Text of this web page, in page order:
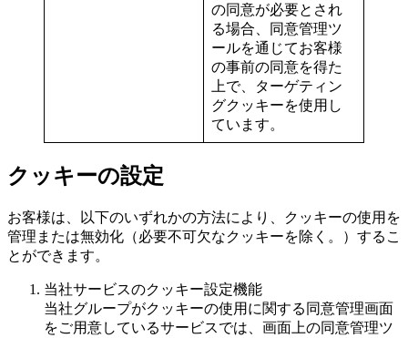
の同意が必要とされ
る場合、同意管理ツ
ールを通じてお客様
の事前の同意を得た
上で、ターゲティン
グクッキーを使用し
ています。
クッキーの設定
お客様は、以下のいずれかの方法により、クッキーの使用を
管理または無効化（必要不可欠なクッキーを除く。）するこ
とができます。
当社サービスのクッキー設定機能
当社グループがクッキーの使用に関する同意管理画面
をご用意しているサービスでは、画面上の同意管理ツ